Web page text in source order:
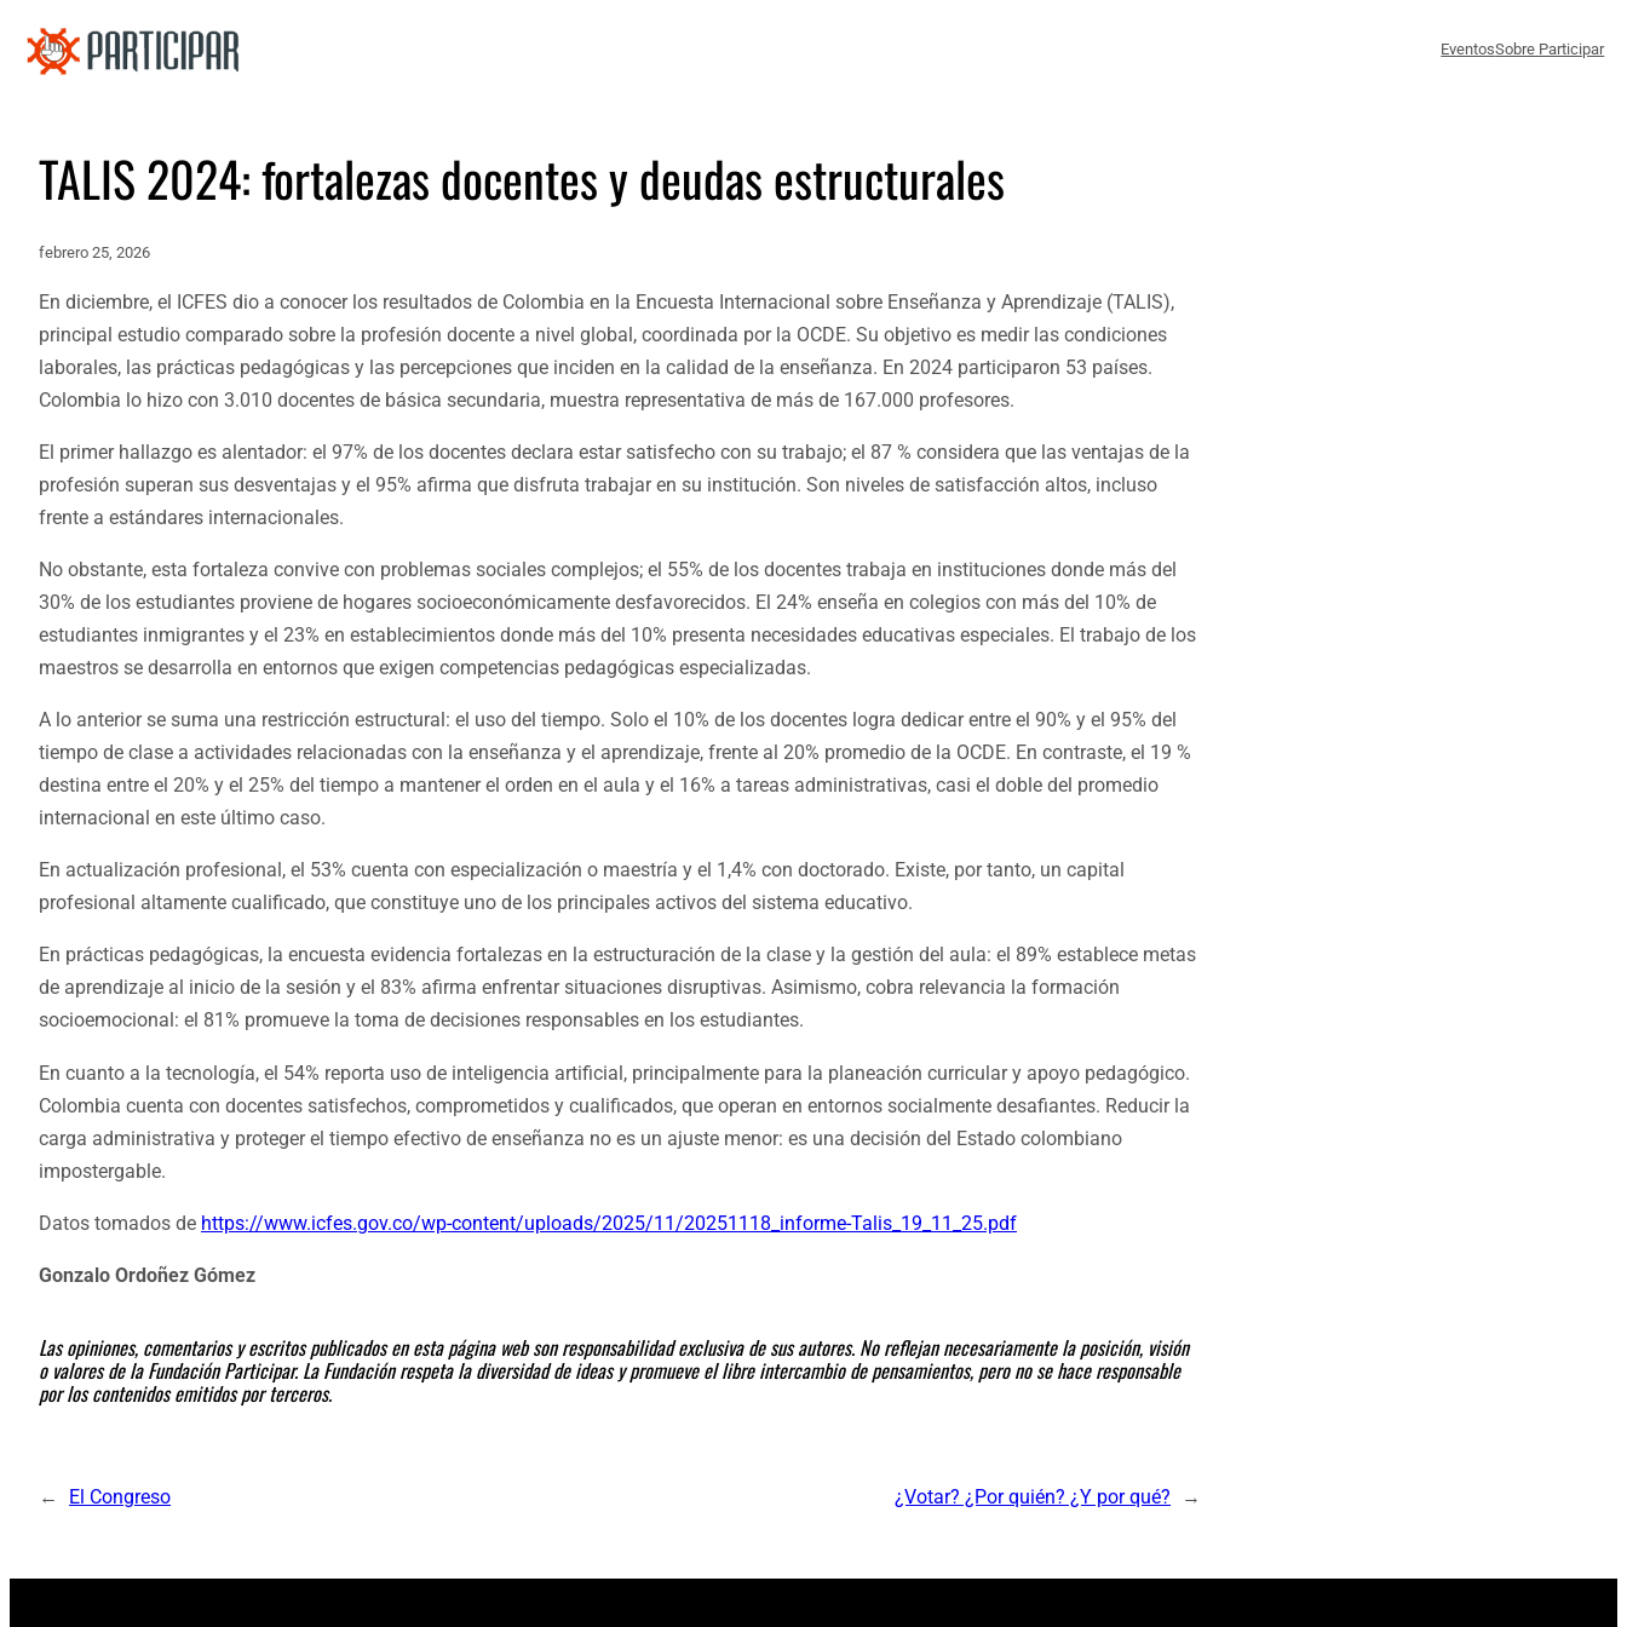
EventosSobre Participar
TALIS 2024: fortalezas docentes y deudas estructurales
febrero 25, 2026
En diciembre, el ICFES dio a conocer los resultados de Colombia en la Encuesta Internacional sobre Enseñanza y Aprendizaje (TALIS),
principal estudio comparado sobre la profesión docente a nivel global, coordinada por la OCDE. Su objetivo es medir las condiciones
laborales, las prácticas pedagógicas y las percepciones que inciden en la calidad de la enseñanza. En 2024 participaron 53 países.
Colombia lo hizo con 3.010 docentes de básica secundaria, muestra representativa de más de 167.000 profesores.
El primer hallazgo es alentador: el 97% de los docentes declara estar satisfecho con su trabajo; el 87 % considera que las ventajas de la
profesión superan sus desventajas y el 95% afirma que disfruta trabajar en su institución. Son niveles de satisfacción altos, incluso
frente a estándares internacionales.
No obstante, esta fortaleza convive con problemas sociales complejos; el 55% de los docentes trabaja en instituciones donde más del
30% de los estudiantes proviene de hogares socioeconómicamente desfavorecidos. El 24% enseña en colegios con más del 10% de
estudiantes inmigrantes y el 23% en establecimientos donde más del 10% presenta necesidades educativas especiales. El trabajo de los
maestros se desarrolla en entornos que exigen competencias pedagógicas especializadas.
A lo anterior se suma una restricción estructural: el uso del tiempo. Solo el 10% de los docentes logra dedicar entre el 90% y el 95% del
tiempo de clase a actividades relacionadas con la enseñanza y el aprendizaje, frente al 20% promedio de la OCDE. En contraste, el 19 %
destina entre el 20% y el 25% del tiempo a mantener el orden en el aula y el 16% a tareas administrativas, casi el doble del promedio
internacional en este último caso.
En actualización profesional, el 53% cuenta con especialización o maestría y el 1,4% con doctorado. Existe, por tanto, un capital
profesional altamente cualificado, que constituye uno de los principales activos del sistema educativo.
En prácticas pedagógicas, la encuesta evidencia fortalezas en la estructuración de la clase y la gestión del aula: el 89% establece metas
de aprendizaje al inicio de la sesión y el 83% afirma enfrentar situaciones disruptivas. Asimismo, cobra relevancia la formación
socioemocional: el 81% promueve la toma de decisiones responsables en los estudiantes.
En cuanto a la tecnología, el 54% reporta uso de inteligencia artificial, principalmente para la planeación curricular y apoyo pedagógico.
Colombia cuenta con docentes satisfechos, comprometidos y cualificados, que operan en entornos socialmente desafiantes. Reducir la
carga administrativa y proteger el tiempo efectivo de enseñanza no es un ajuste menor: es una decisión del Estado colombiano
impostergable.
Datos tomados de https://www.icfes.gov.co/wp-content/uploads/2025/11/20251118_informe-Talis_19_11_25.pdf
Gonzalo Ordoñez Gómez
Las opiniones, comentarios y escritos publicados en esta página web son responsabilidad exclusiva de sus autores. No reflejan necesariamente la posición, visión
o valores de la Fundación Participar. La Fundación respeta la diversidad de ideas y promueve el libre intercambio de pensamientos, pero no se hace responsable
por los contenidos emitidos por terceros.
← El Congreso ¿Votar? ¿Por quién? ¿Y por qué? →